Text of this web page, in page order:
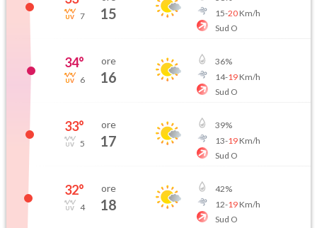
7 15
15-20Km/h
Sud O
34°
6
ore
16
36%
14-19Km/h
Sud O
33°
5
ore
17
39%
13-19Km/h
Sud O
32°
4
ore
18
42%
12-19Km/h
Sud O